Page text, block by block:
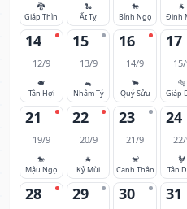
🐉
Giáp Thìn
🐍
Ất Tỵ
🐎
Bính Ngọ
🐐
Đinh
14
12/9
🐖
Tân Hợi
15
13/9
🐀
Nhâm Tý
16
14/9
🐂
Quý Sửu
17
🐅
Giáp
21
19/9
🐎
Mậu Ngọ
22
20/9
🐐
Kỷ Mùi
23
21/9
🐒
Canh Thân
24
🐓
Tân
28 29 30 31